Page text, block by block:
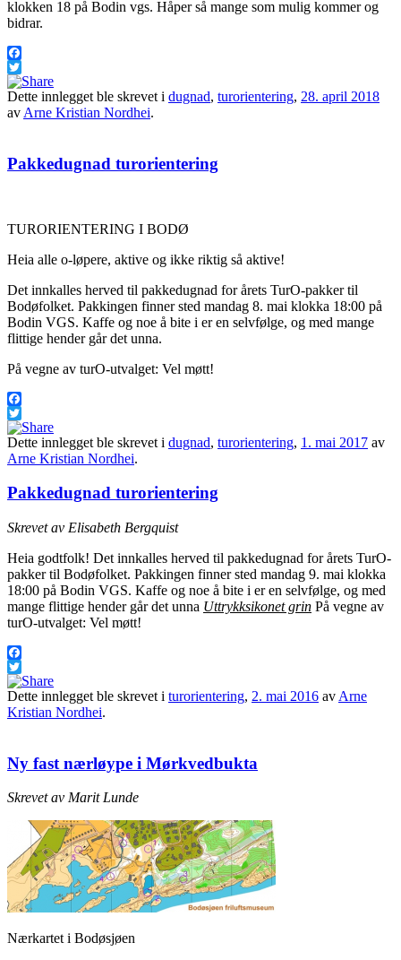
klokken 18 på Bodin vgs. Håper så mange som mulig kommer og
bidrar.
Facebook
Twitter
Dette innlegget ble skrevet i dugnad, turorientering, 28. april 2018
av Arne Kristian Nordhei.
Pakkedugnad turorientering
TURORIENTERING I BODØ
Heia alle o-løpere, aktive og ikke riktig så aktive!
Det innkalles herved til pakkedugnad for årets TurO-pakker til
Bodøfolket. Pakkingen finner sted mandag 8. mai klokka 18:00 på
Bodin VGS. Kaffe og noe å bite i er en selvfølge, og med mange
flittige hender går det unna.
På vegne av turO-utvalget: Vel møtt!
Facebook
Twitter
Dette innlegget ble skrevet i dugnad, turorientering, 1. mai 2017 av
Arne Kristian Nordhei.
Pakkedugnad turorientering
Skrevet av Elisabeth Bergquist
Heia godtfolk! Det innkalles herved til pakkedugnad for årets TurO-
pakker til Bodøfolket. Pakkingen finner sted mandag 9. mai klokka
18:00 på Bodin VGS. Kaffe og noe å bite i er en selvfølge, og med
mange flittige hender går det unna Uttrykksikonet grin På vegne av
turO-utvalget: Vel møtt!
Facebook
Twitter
Dette innlegget ble skrevet i turorientering, 2. mai 2016 av Arne
Kristian Nordhei.
Ny fast nærløype i Mørkvedbukta
Skrevet av Marit Lunde
Nærkartet i Bodøsjøen